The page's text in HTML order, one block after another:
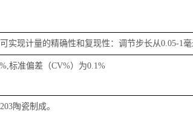
实现计量的精确性和复现性：调节步长从0.05-1
标准偏差（CV%）为0.1%
陶瓷制成。